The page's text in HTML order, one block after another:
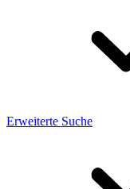
Erweiterte Suche